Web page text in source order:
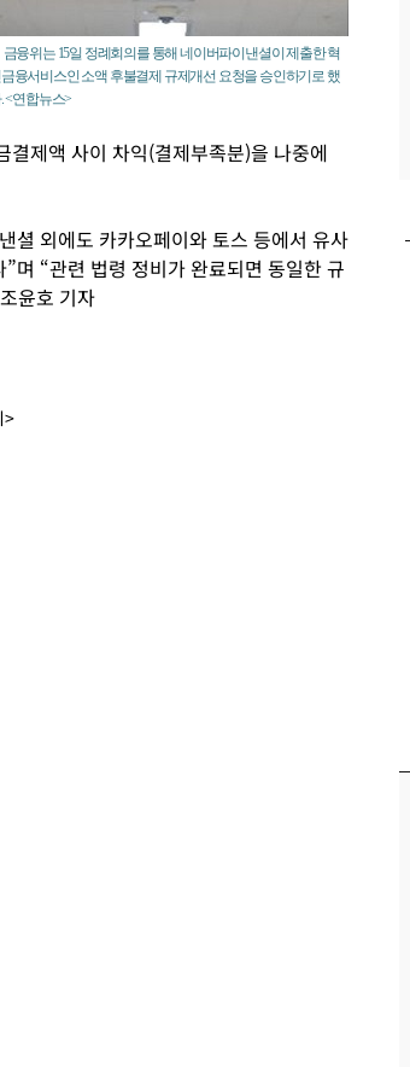
융위는 15일 정례회의를 통해 네이버파이낸셜이 제출한 혁
융서비스인 소액 후불결제 규제개선 요청을 승인하기로 했
<연합뉴스>
제액 사이 차익(결제부족분)을 나중에
셜 외에도 카카오페이와 토스 등에서 유사
며 “관련 법령 정비가 완료되면 동일한 규
윤호 기자
>